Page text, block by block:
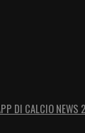
DI CALCIO NEWS